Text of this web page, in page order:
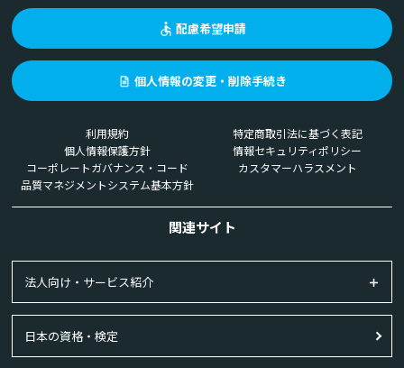
配慮希望申請
個人情報の変更・削除手続き
利用規約
特定商取引法に基づく表記
個人情報保護方針
情報セキュリティポリシー
コーポレートガバナンス・コード
カスタマーハラスメント
品質マネジメントシステム基本方針
関連サイト
法人向け・サービス紹介
日本の資格・検定